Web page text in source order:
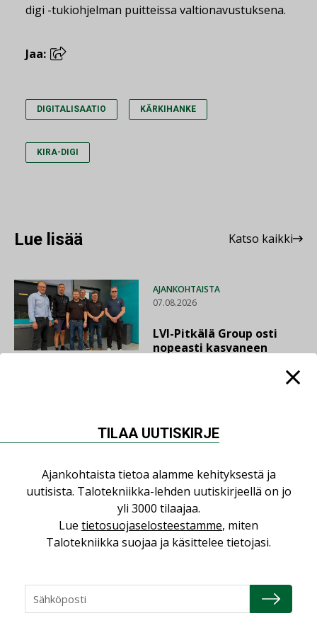
digi -tukiohjelman puitteissa valtionavustuksena.
Jaa:
DIGITALISAATIO KÄRKIHANKE
KIRA-DIGI
Lue lisää Katso kaikki
AJANKOHTAISTA
07.08.2026
LVI-Pitkälä Group osti
nopeasti kasvaneen
06.08.2026
lisää lämpöhäviöitä
AJANKOHTAISTA
Sähköistyminen kasvaa
voimakkaasti: ”Tulevat
kilpailuedut syntyvät,
TILAA UUTISKIRJE
Ajankohtaista tietoa alamme kehityksestä ja
uutisista. Talotekniikka-lehden uutiskirjeellä on jo
yli 3000 tilaajaa.
Lue tietosuojaselosteestamme, miten
Talotekniikka suojaa ja käsittelee tietojasi.